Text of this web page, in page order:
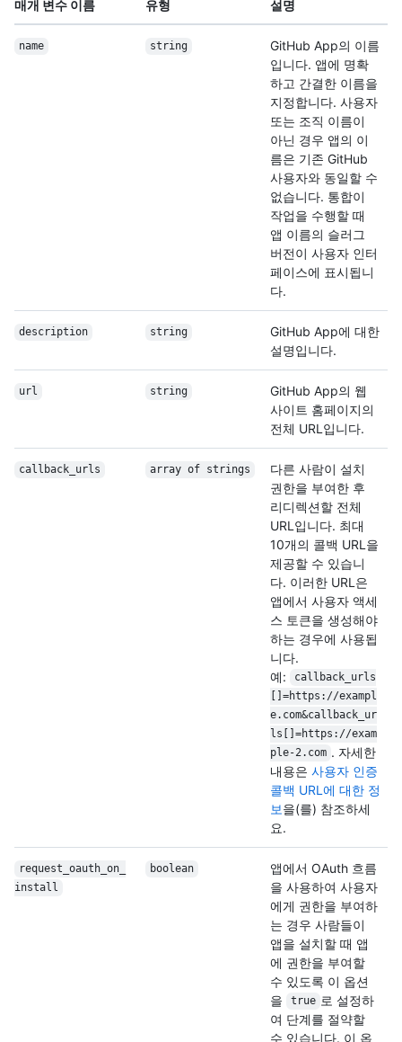
매개 변수 이름 유형 설명
name string
GitHub App의 이름
입니다. 앱에 명확
하고 간결한 이름을
지정합니다. 사용자
또는 조직 이름이
아닌 경우 앱의 이
름은 기존 GitHub
사용자와 동일할 수
없습니다. 통합이
작업을 수행할 때
앱 이름의 슬러그
버전이 사용자 인터
페이스에 표시됩니
다.
description string
GitHub App에 대한
설명입니다.
url string
GitHub App의 웹
사이트 홈페이지의
전체 URL입니다.
callback_urls array of strings
다른 사람이 설치
권한을 부여한 후
리디렉션할 전체
URL입니다. 최대
10개의 콜백 URL을
제공할 수 있습니
다. 이러한 URL은
앱에서 사용자 액세
스 토큰을 생성해야
하는 경우에 사용됩
니다.
예:
callback_urls
[]=https://exampl
e.com&callback_ur
ls[]=https://exam
ple-2.com . 자세한
내용은 사용자 인증
콜백 URL에 대한 정
보을(를) 참조하세
요.
request_oauth_on_
install
boolean
앱에서 OAuth 흐름
을 사용하여 사용자
에게 권한을 부여하
는 경우 사람들이
앱을 설치할 때 앱
에 권한을 부여할
수 있도록 이 옵션
을
true 로 설정하
여 단계를 절약할
수 있습니다. 이 옵